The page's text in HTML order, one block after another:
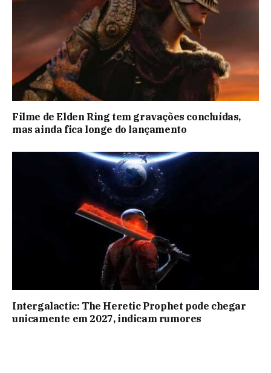
Filme de Elden Ring tem gravações concluídas,
mas ainda fica longe do lançamento
Intergalactic: The Heretic Prophet pode chegar
unicamente em 2027, indicam rumores